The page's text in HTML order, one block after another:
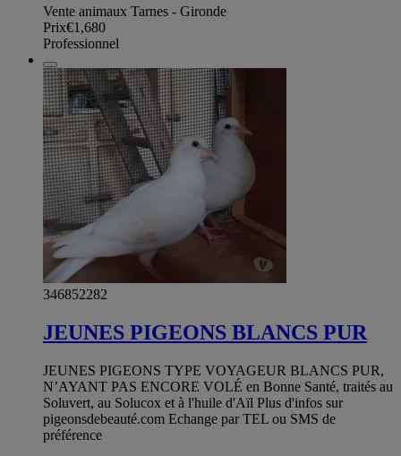
Vente animaux Tarnes - Gironde
Prix€1,680
Professionnel
346852282
JEUNES PIGEONS BLANCS PUR
JEUNES PIGEONS TYPE VOYAGEUR BLANCS PUR,
N’AYANT PAS ENCORE VOLÉ en Bonne Santé, traités au
Soluvert, au Solucox et à l'huile d'Aïl Plus d'infos sur
pigeonsdebeauté.com Echange par TEL ou SMS de
préférence